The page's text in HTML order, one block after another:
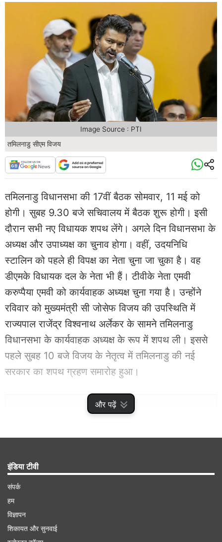
और पढ़ें
तमिलनाडु सीएम विजय
Image Source : PTI
तमिलनाडु विधानसभा की 17वीं बैठक सोमवार, 11 मई को
होगी। सुबह 9.30 बजे सचिवालय में बैठक शुरू होगी। इसी
दौरान सभी नए विधायक शपथ लेंगे। अगले दिन विधानसभा के
अध्यक्ष और उपाध्यक्ष का चुनाव होगा। वहीं, उदयनिधि
स्टालिन को पहले ही विपक्ष का नेता चुना जा चुका है। वह
डीएमके विधायक दल के नेता भी हैं। टीवीके नेता एमवी
करुप्पैया एमवी को कार्यवाहक अध्यक्ष चुना गया है। उन्होंने
रविवार को मुख्यमंत्री सी जोसेफ विजय की उपस्थिति में
राज्यपाल राजेंद्र विश्वनाथ अर्लेकर के सामने तमिलनाडु
विधानसभा के कार्यवाहक अध्यक्ष के रूप में शपथ ली। इससे
पहले सुबह 10 बजे विजय के नेतृत्व में तमिलनाडु की नई
सरकार का शपथ ग्रहण समारोह हुआ।
Advertisement
इंडिया टीवी
संपर्क
हम
विज्ञापन
शिकायत और सुनवाई